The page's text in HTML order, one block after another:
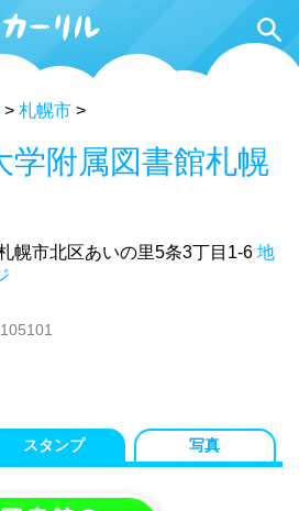
> 札幌市 >
学附属図書館札幌
幌市北区あいの里5条3丁目1-6 地
スタンプ 写真